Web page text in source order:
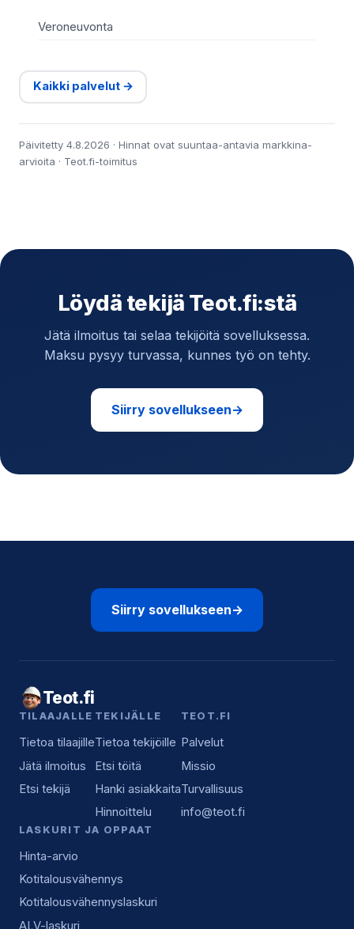
Veroneuvonta
Kaikki palvelut →
Päivitetty 4.8.2026 · Hinnat ovat suuntaa-antavia markkina-
arvioita · Teot.fi-toimitus
Löydä tekijä Teot.fi:stä
Jätä ilmoitus tai selaa tekijöitä sovelluksessa.
Maksu pysyy turvassa, kunnes työ on tehty.
Siirry sovellukseen→
Siirry sovellukseen→
Teot.fi
TILAAJALLE
Tietoa tilaajille
Jätä ilmoitus
Etsi tekijä
TEKIJÄLLE
Tietoa tekijöille
Etsi töitä
Hanki asiakkaita
Hinnoittelu
TEOT.FI
Palvelut
Missio
Turvallisuus
info@teot.fi
LASKURIT JA OPPAAT
Hinta-arvio
Kotitalousvähennys
Kotitalousvähennyslaskuri
ALV-laskuri